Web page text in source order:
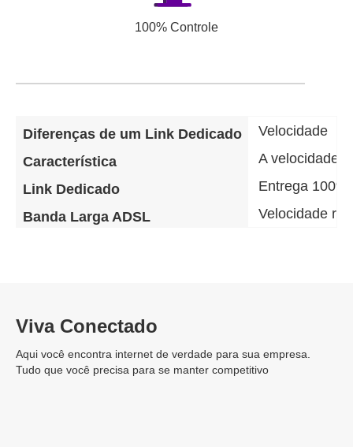
100% Controle
Diferenças de um Link Dedicado
Característica
Link Dedicado
Banda Larga ADSL
Velocidade
A velocidade
Entrega
Velocidade
Viva Conectado
Aqui você encontra internet de verdade para sua empresa.
Tudo que você precisa para se manter competitivo